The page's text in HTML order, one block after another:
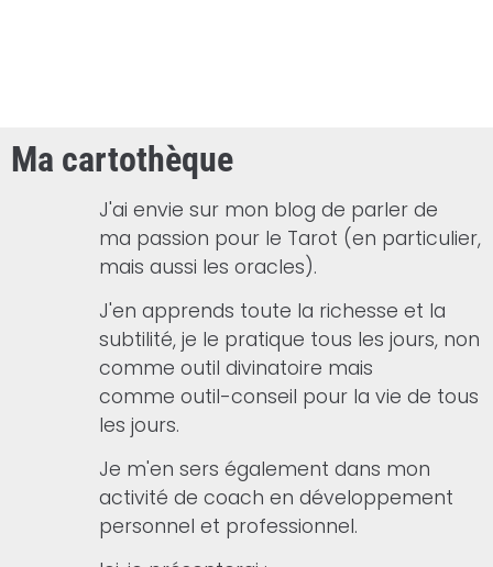
Ma cartothèque
J'ai envie sur mon blog de parler de
ma passion pour le Tarot (en particulier,
mais aussi les oracles).
J'en apprends toute la richesse et la
subtilité, je le pratique tous les jours, non
comme outil divinatoire mais
comme outil-conseil pour la vie de tous
les jours.
Je m'en sers également dans mon
activité de coach en développement
personnel et professionnel.